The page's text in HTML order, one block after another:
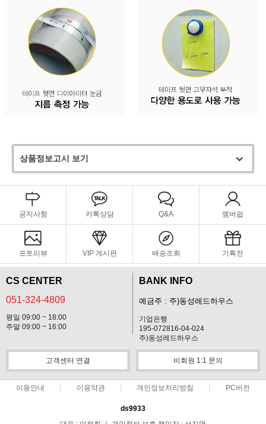
상품정보고시 보기
공지사항 카톡상담 Q&A 멤버쉽
포토리뷰 VIP 게시판 배송조회 기획전
CS CENTER
051-324-4809
평일 09:00 ~ 18:00
주말 09:00 ~ 16:00
BANK INFO
예금주 : 주)동성레드하우스
기업은행
195-072816-04-024
주)동성레드하우스
고객센터 연결 비회원 1:1 문의
이용안내 이용약관 개인정보처리방침 PC버전
ds9933